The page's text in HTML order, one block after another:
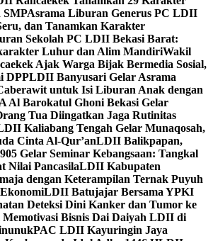
SMPAsrama Liburan Generus PC LDII
dan Tanamkan Karakter
Sekolah PC LDII Bekasi Barat:
Luhur dan Alim MandiriWakil
Ajak Warga Bijak Bermedia Sosial,
DPPLDII Banyusari Gelar Asrama
untuk Isi Liburan Anak dengan
Al Barokatul Ghoni Bekasi Gelar
Tua Diingatkan Jaga Rutinitas
Kaliabang Tengah Gelar Munaqosah,
Cinta Al-Qur’anLDII Balikpapan,
Gelar Seminar Kebangsaan: Tangkal
Nilai PancasilaLDII Kabupaten
dengan Keterampilan Ternak Puyuh
LDII Batujajar Bersama YPKI
Deteksi Dini Kanker dan Tumor ke
Bisnis Dai Daiyah LDII di
PAC LDII Kayuringin Jaya